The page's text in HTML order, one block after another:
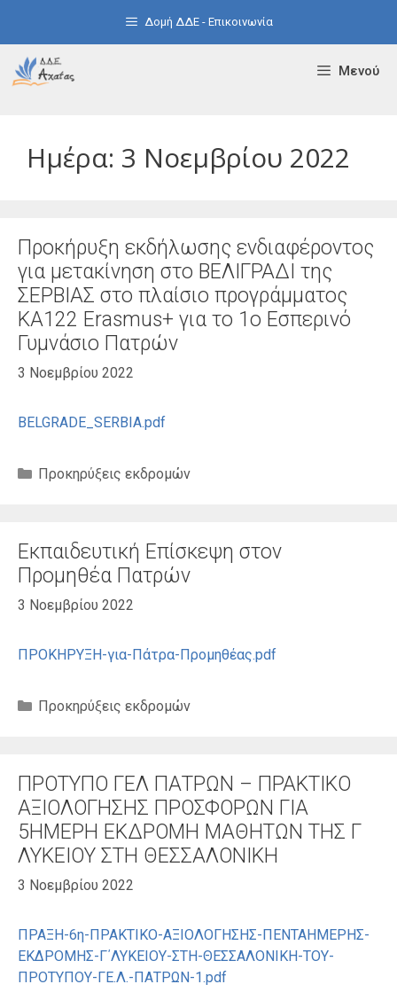
Δομή ΔΔΕ - Επικοινωνία
Μενού
Ημέρα: 3 Νοεμβρίου 2022
Προκήρυξη εκδήλωσης ενδιαφέροντος
για μετακίνηση στο ΒΕΛΙΓΡΑΔΙ της
ΣΕΡΒΙΑΣ στο πλαίσιο προγράμματος
KA122 Erasmus+ για το 1o Εσπερινό
Γυμνάσιο Πατρών
3 Νοεμβρίου 2022
BELGRADE_SERBIA.pdf
Κατηγορίες
Προκηρύξεις εκδρομών
Εκπαιδευτική Επίσκεψη στον
Προμηθέα Πατρών
3 Νοεμβρίου 2022
ΠΡΟΚΗΡΥΞΗ-για-Πάτρα-Προμηθέας.pdf
Κατηγορίες
Προκηρύξεις εκδρομών
ΠΡΟΤΥΠΟ ΓΕΛ ΠΑΤΡΩΝ – ΠΡΑΚΤΙΚΟ
ΑΞΙΟΛΟΓΗΣΗΣ ΠΡΟΣΦΟΡΩΝ ΓΙΑ
5ΗΜΕΡΗ ΕΚΔΡΟΜΗ ΜΑΘΗΤΩΝ ΤΗΣ Γ
ΛΥΚΕΙΟΥ ΣΤΗ ΘΕΣΣΑΛΟΝΙΚΗ
3 Νοεμβρίου 2022
ΠΡΑΞΗ-6η-ΠΡΑΚΤΙΚΟ-ΑΞΙΟΛΟΓΗΣΗΣ-ΠΕΝΤΑΗΜΕΡΗΣ-
ΕΚΔΡΟΜΗΣ-Γ΄ΛΥΚΕΙΟΥ-ΣΤΗ-ΘΕΣΣΑΛΟΝΙΚΗ-ΤΟΥ-
ΠΡΟΤΥΠΟΥ-ΓΕ.Λ.-ΠΑΤΡΩΝ-1.pdf